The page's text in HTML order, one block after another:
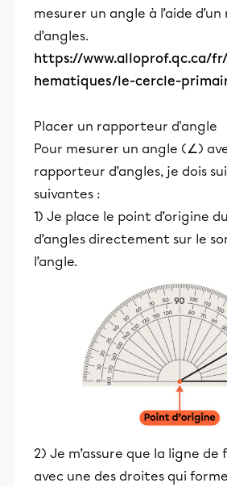
mesurer un angle à l’aide
d’angles.
https://www.alloprof.qc.ca/
hematiques/le-cercle-
Placer un rapporteur d'angle
Pour mesurer un angle (∠)
rapporteur d’angles, je dois
suivantes :
1) Je place le point d’origine
d’angles directement sur le
l’angle.
2) Je m’assure que la ligne
avec une des droites qui forme